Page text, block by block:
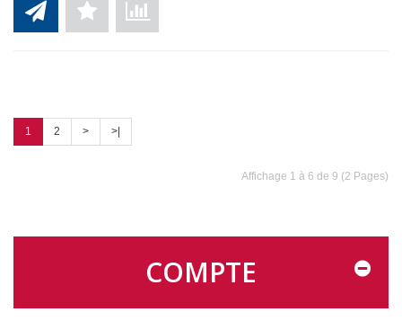
1 2 > >|
Affichage 1 à 6 de 9 (2 Pages)
COMPTE